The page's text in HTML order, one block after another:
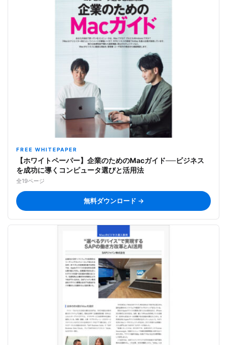
FREE WHITEPAPER
【ホワイトペーパー】企業のためのMacガイド──ビジネス
を成功に導くコンピュータ選びと活用法
全19ページ
無料ダウンロード →